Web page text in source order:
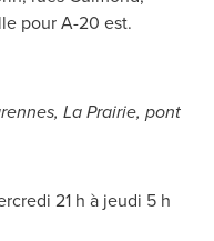
pour A-20 est.
, La Prairie, pont
21 h à jeudi 5 h